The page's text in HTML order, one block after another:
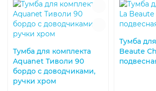
Тумба для комплекта
Aquanet Тиволи 90
бордо с доводчиками,
ручки хром
Тумба
Beaute